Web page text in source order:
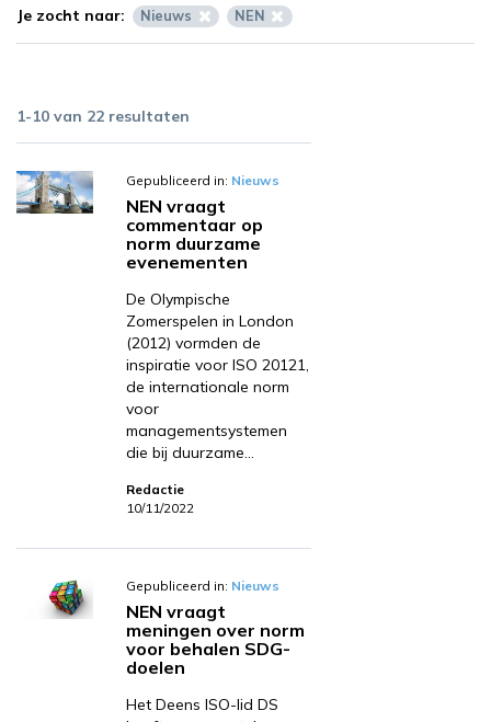
Je zocht naar: Nieuws NEN
1-10 van 22 resultaten
Gepubliceerd in: Nieuws
NEN vraagt
commentaar op
norm duurzame
evenementen
De Olympische
Zomerspelen in London
(2012) vormden de
inspiratie voor ISO 20121,
de internationale norm
voor
managementsystemen
die bij duurzame…
Redactie
10/11/2022
Gepubliceerd in: Nieuws
NEN vraagt
meningen over norm
voor behalen SDG-
doelen
Het Deens ISO-lid DS